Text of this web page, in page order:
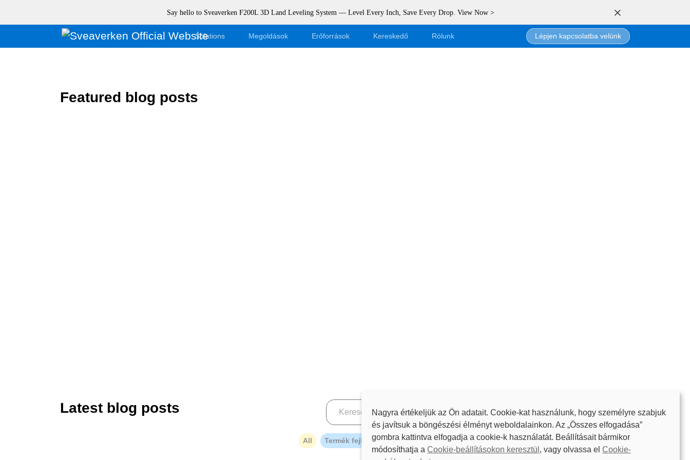
Say hello to Sveaverken F200L 3D Land Leveling System — Level Every Inch, Save Every Drop. View Now >
Solutions Megoldások Erőforrások Kereskedő Rólunk Lépjen kapcsolatba velünk
Featured blog posts
Latest blog posts
All Termék fejlesztés Felhasználói történetek Oktatóanyagok és útmutatók News
Nagyra értékeljük az Ön adatait. Cookie-kat használunk, hogy személyre szabjuk
és javítsuk a böngészési élményt weboldalainkon. Az „Összes elfogadása”
gombra kattintva elfogadja a cookie-k használatát. Beállításait bármikor
módosíthatja a Cookie-beállításokon keresztül , vagy olvassa el Cookie-